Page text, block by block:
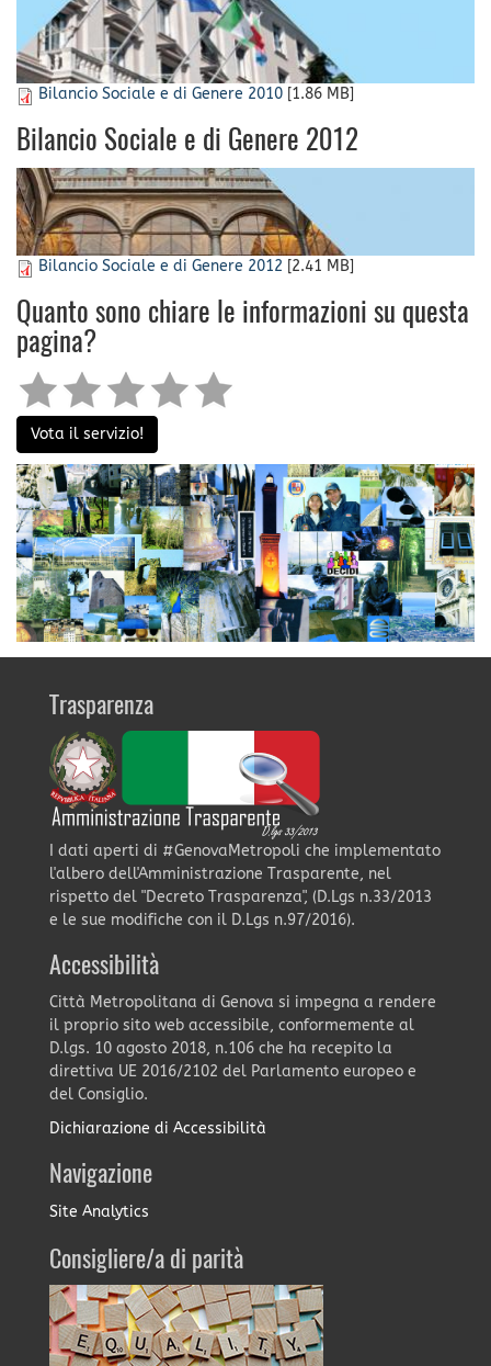
Bilancio Sociale e di Genere 2010 [1.86 MB]
Bilancio Sociale e di Genere 2012
Bilancio Sociale e di Genere 2012 [2.41 MB]
Quanto sono chiare le informazioni su questa
pagina?
Vota il servizio!
Trasparenza
I dati aperti di #GenovaMetropoli che implementato
l'albero dell'Amministrazione Trasparente, nel
rispetto del "Decreto Trasparenza", (D.Lgs n.33/2013
e le sue modifiche con il D.Lgs n.97/2016).
Accessibilità
Città Metropolitana di Genova si impegna a rendere
il proprio sito web accessibile, conformemente al
D.lgs. 10 agosto 2018, n.106 che ha recepito la
direttiva UE 2016/2102 del Parlamento europeo e
del Consiglio.
Dichiarazione di Accessibilità
Navigazione
Site Analytics
Consigliere/a di parità